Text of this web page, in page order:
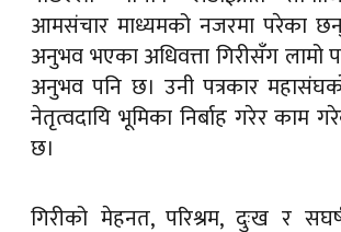
आमसंचार माध्यमको नजरमा परेका
अनुभव भएका अधिवत्ता गिरीसँग लामो
अनुभव पनि छ। उनी पत्रकार
नेतृत्वदायि भूमिका निर्बाह गरेर काम
छ।
गिरीको मेहनत, परिश्रम, दुःख र